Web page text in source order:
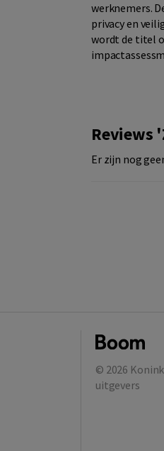
werknemers.
privacy en
wordt de titel
Reviews
Er zijn nog
© 2026
uitgevers